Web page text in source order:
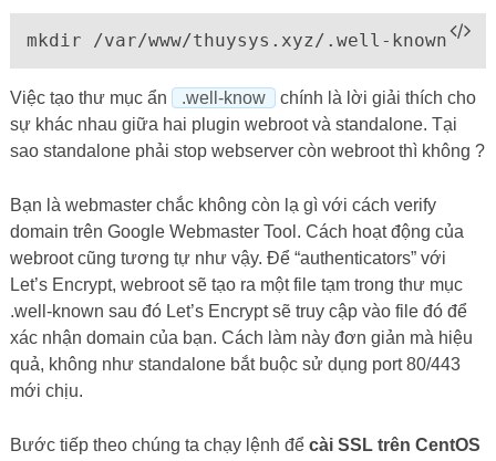
mkdir /var/www/thuysys.xyz/.well-known
Việc tạo thư mục ẩn .well-know
chính là lời giải thích cho
sự khác nhau giữa hai plugin webroot và standalone. Tại
sao standalone phải stop webserver còn webroot thì không ?
Bạn là webmaster chắc không còn lạ gì với cách verify
domain trên Google Webmaster Tool. Cách hoạt động của
webroot cũng tương tự như vậy. Để “authenticators” với
Let’s Encrypt, webroot sẽ tạo ra một file tạm trong thư mục
.well-known sau đó Let’s Encrypt sẽ truy cập vào file đó để
xác nhận domain của bạn. Cách làm này đơn giản mà hiệu
quả, không như standalone bắt buộc sử dụng port 80/443
mới chịu.
Bước tiếp theo chúng ta chạy lệnh để cài SSL trên CentOS